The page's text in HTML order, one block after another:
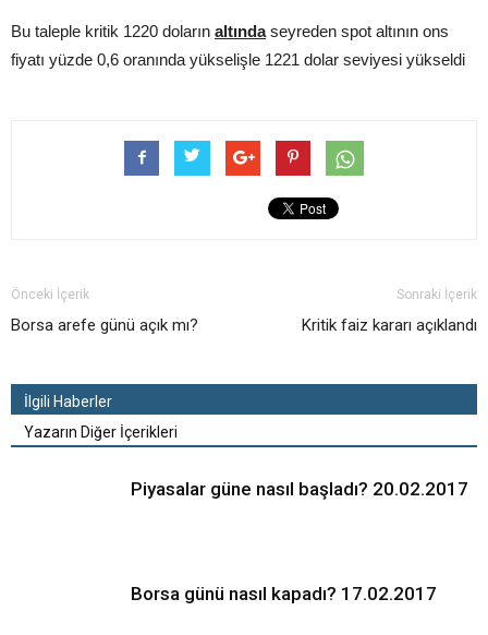
Bu taleple kritik 1220 doların altındaseyreden spot altının ons
fiyatı yüzde 0,6 oranında yükselişle 1221 dolar seviyesi yükseldi
Önceki İçerik
Borsa arefe günü açık mı?
Sonraki İçerik
Kritik faiz kararı açıklandı
İlgili Haberler
Yazarın Diğer İçerikleri
Piyasalar güne nasıl başladı? 20.02.2017
Borsa günü nasıl kapadı? 17.02.2017